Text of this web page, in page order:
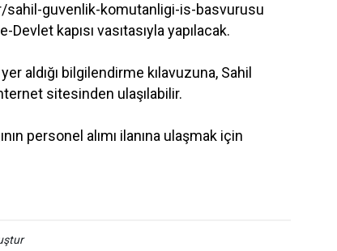
guvenlik-komutanligi-is-basvurusu
kapısı vasıtasıyla yapılacak.
aldığı bilgilendirme kılavuzuna, Sahil
sitesinden ulaşılabilir.
personel alımı ilanına ulaşmak için